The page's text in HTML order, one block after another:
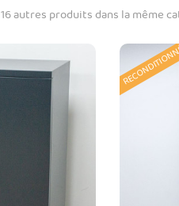
16 autres produits dans la même